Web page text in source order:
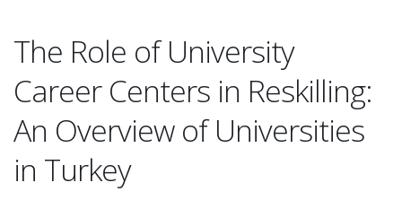
The Role of University
Career Centers in Reskilling:
An Overview of Universities
in Turkey